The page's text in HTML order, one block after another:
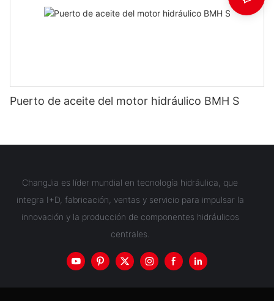
Puerto de aceite del motor hidráulico BMH S
ChangJia es líder mundial en tecnología hidráulica, que
integra I+D, fabricación, ventas y servicio para impulsar la
innovación y la producción de componentes hidráulicos
centrales.